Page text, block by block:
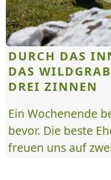
DURCH DAS
DAS
DREI ZINNEN
Ein Wochenende
bevor. Die beste
freuen uns auf